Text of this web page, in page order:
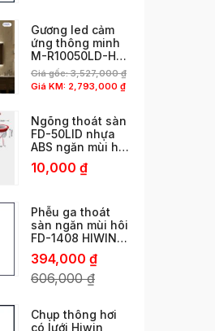
Gương led cảm
ứng thông minh
M-R10050LD-H
phun cát viền độc
đáo
Giá gốc:3,527,000₫
Giá KM: 2,793,000 ₫
Ngõng thoát sàn
FD-50LID nhựa
ABS ngăn mùi hôi
cống thoát nhanh
chống côn trùng
10,000 ₫
Phễu ga thoát
sàn ngăn mùi hôi
FD-1408 HIWIN
ngăn mùi vượt trội
394,000 ₫
606,000₫
Chụp thông hơi
có lưới Hiwin